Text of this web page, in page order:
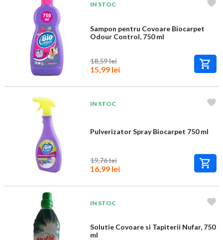
IN STOC
Sampon pentru Covoare Biocarpet
Odour Control, 750 ml
18,59 lei
15,99 lei
IN STOC
Pulverizator Spray Biocarpet 750 ml
19,76 lei
16,99 lei
IN STOC
Solutie Covoare si Tapiterii Nufar, 750
ml